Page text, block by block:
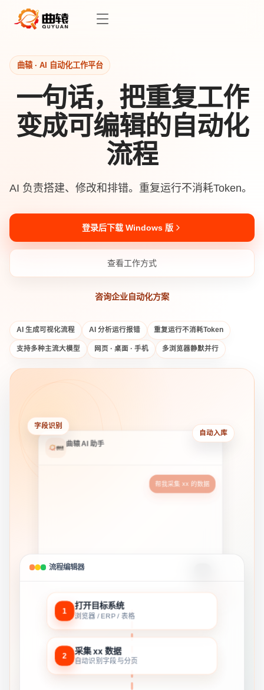
曲辕 · AI 自动化工作平台
一句话，把重复工作
变成可编辑的自动化
流程
AI 负责搭建、修改和排错。重复运行不消耗Token。
登录后下载 Windows 版
查看工作方式
咨询企业自动化方案
AI 生成可视化流程 AI 分析运行报错 重复运行不消耗Token
支持多种主流大模型 网页 · 桌面 · 手机 多浏览器静默并行
流程编辑器
帮我采集 xx 的数据
字段识别
分页采集
自动入库